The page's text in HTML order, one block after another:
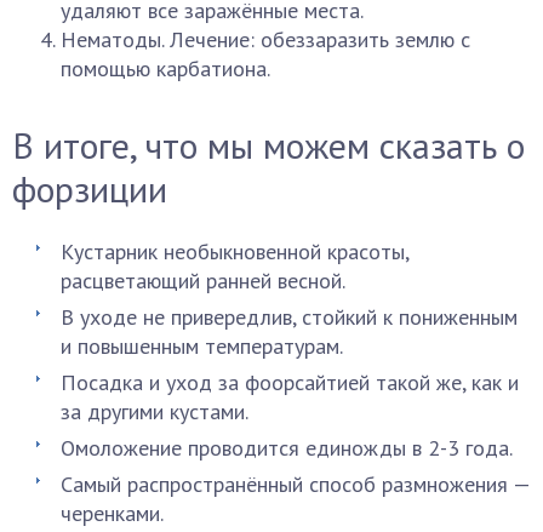
удаляют все заражённые места.
Нематоды. Лечение: обеззаразить землю с
помощью карбатиона.
В итоге, что мы можем сказать о
форзиции
Кустарник необыкновенной красоты,
расцветающий ранней весной.
В уходе не привередлив, стойкий к пониженным
и повышенным температурам.
Посадка и уход за фоорсайтией такой же, как и
за другими кустами.
Омоложение проводится единожды в 2-3 года.
Самый распространённый способ размножения —
черенками.